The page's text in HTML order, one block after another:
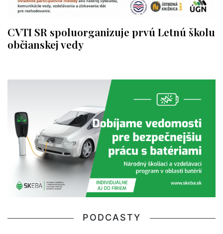
CVTI SR spoluorganizuje prvú Letnú školu
občianskej vedy
PODCASTY